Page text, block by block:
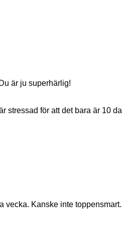
är ju superhärlig!
för att det bara är 10
vecka. Kanske inte toppensmart.